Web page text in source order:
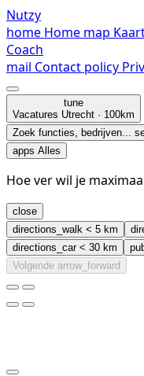
Nutzy
home Home map
Coach
mail Contact policy
tune
Vacatures Utrecht · 100km
Zoek functies, bedrijven...
apps Alles
Hoe ver wil je
close
directions_walk < 5 km
directions_car< 30 km
Volgende arrow_forward